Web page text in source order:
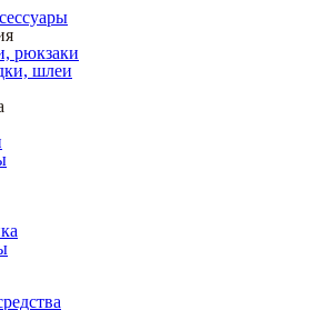
рюкзаки
шлеи